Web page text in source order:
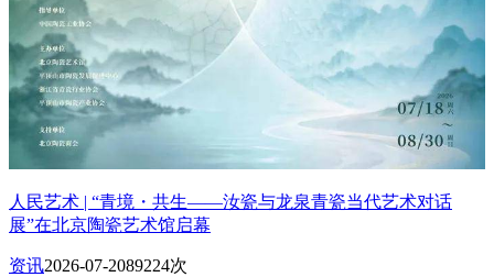
人民艺术 | “青境・共生——汝瓷与龙泉青瓷当代艺术对话
展”在北京陶瓷艺术馆启幕
资讯2026-07-2089224次